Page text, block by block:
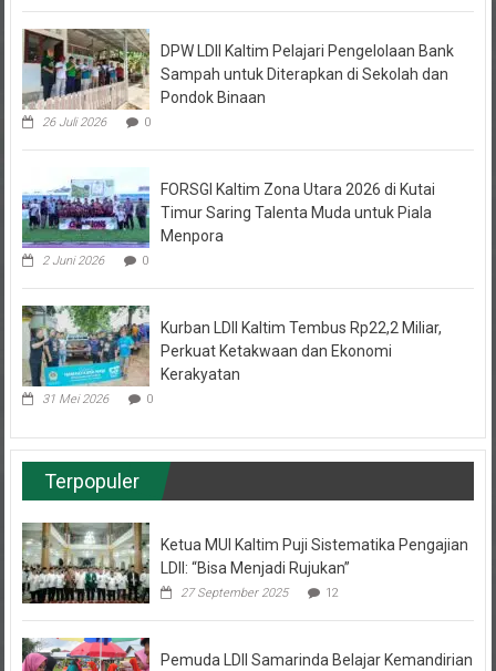
Sampah untuk Diterapkan di Sekolah dan
Pondok Binaan
26 Juli 2026 0
Timur Saring Talenta Muda untuk Piala
Menpora
2 Juni 2026 0
Perkuat Ketakwaan dan Ekonomi
Kerakyatan
31 Mei 2026 0
Terpopuler
LDII: “Bisa Menjadi Rujukan”
27 September 2025 12
Bisnis Cuan